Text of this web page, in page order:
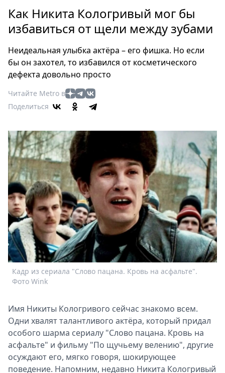
Россия
Мир
Еда
Туризм
Театр
Кино
Книги
Выставки
Пресс-
релизы
О
Metro
Стримы
Спецпроекты
Звезды
Выборы
2026
Как Никита Кологривый мог бы
избавиться от щели между зубами
Неидеальная улыбка актёра – его фишка. Но если
бы он захотел, то избавился от косметического
дефекта довольно просто
Читайте Metro в
Поделиться
Кадр из сериала "Слово пацана. Кровь на асфальте".
Фото Wink
Имя Никиты Кологривого сейчас знакомо всем.
Одни хвалят талантливого актёра, который придал
особого шарма сериалу "Слово пацана. Кровь на
асфальте" и фильму "По щучьему велению", другие
осуждают его, мягко говоря, шокирующее
поведение. Напомним, недавно Никита Кологривый